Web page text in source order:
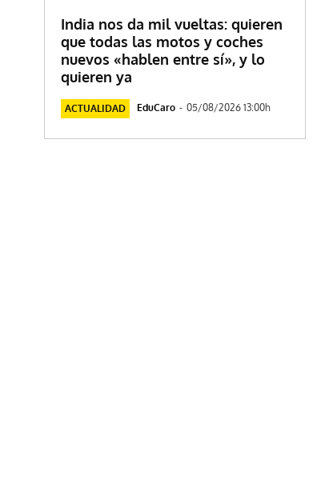
India nos da mil vueltas: quieren
que todas las motos y coches
nuevos «hablen entre sí», y lo
quieren ya
ACTUALIDAD EduCaro - 05/08/2026 13:00h